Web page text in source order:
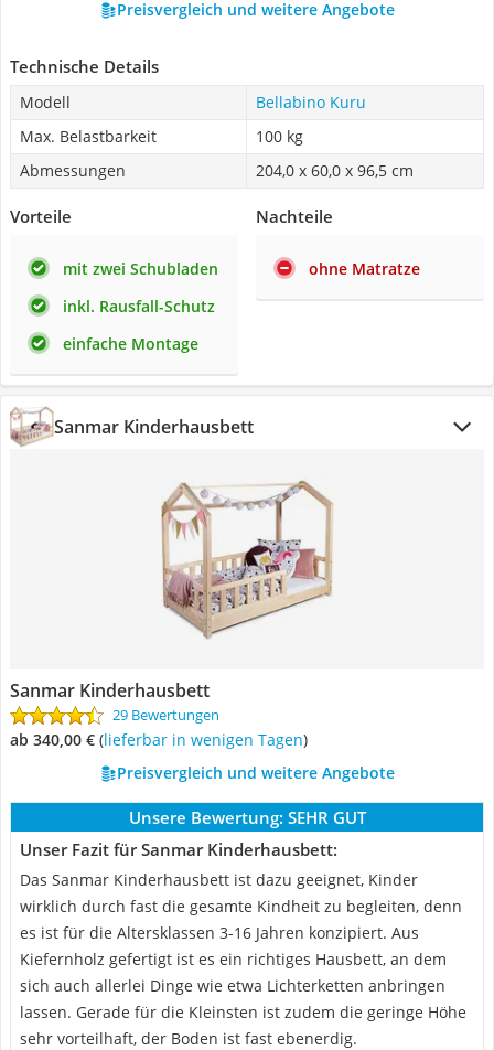
Preisvergleich und weitere Angebote
Technische Details
Modell
Bellabino Kuru
Max. Belastbarkeit
100 kg
Abmessungen
204,0 x 60,0 x 96,5 cm
Vorteile
mit zwei Schubladen
inkl. Rausfall-Schutz
einfache Montage
Nachteile
ohne Matratze
Sanmar Kinderhausbett
Sanmar Kinderhausbett
29 Bewertungen
ab 340,00 € ( Lieferbar in wenigen Tagen)
Preisvergleich und weitere Angebote
Unsere Bewertung: SEHR GUT
Unser Fazit für Sanmar Kinderhausbett:
Das Sanmar Kinderhausbett ist dazu geeignet, Kinder
wirklich durch fast die gesamte Kindheit zu begleiten, denn
es ist für die Altersklassen 3-16 Jahren konzipiert. Aus
Kiefernholz gefertigt ist es ein richtiges Hausbett, an dem
sich auch allerlei Dinge wie etwa Lichterketten anbringen
lassen. Gerade für die Kleinsten ist zudem die geringe Höhe
sehr vorteilhaft, der Boden ist fast ebenerdig.